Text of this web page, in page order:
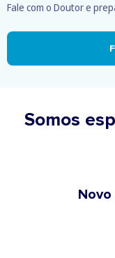
Fale com o Doutor e
Somos